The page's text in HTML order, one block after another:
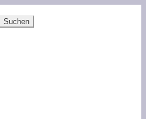
Suchen